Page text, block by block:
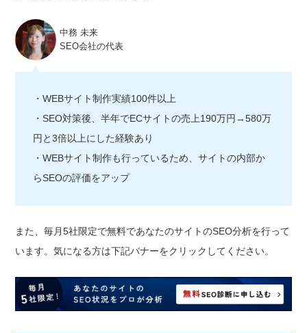
中務 未来
SEO会社の代表
・WEBサイト制作実績100件以上
・SEO対策後、半年でECサイトの売上190万円→580万
円と3倍以上にした経験あり
・WEBサイト制作も行っているため、サイトの内部か
らSEOの評価をアップ
また、毎月5社限定で無料であなたのサイトのSEO分析を行って
います。気になる方は下記バナーをクリックしてください。